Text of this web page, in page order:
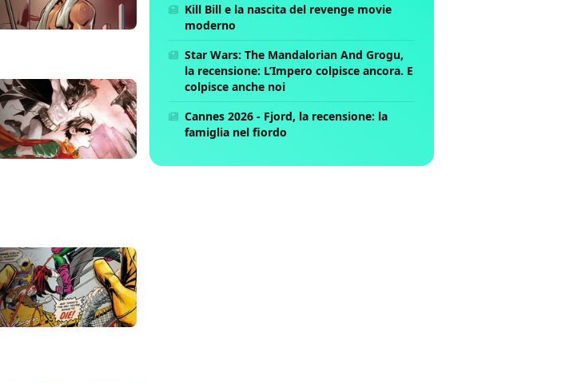
Kill Bill e la nascita del revenge movie
moderno
Star Wars: The Mandalorian And Grogu,
la recensione: L’Impero colpisce ancora. E
colpisce anche noi
Cannes 2026 - Fjord, la recensione: la
famiglia nel fiordo